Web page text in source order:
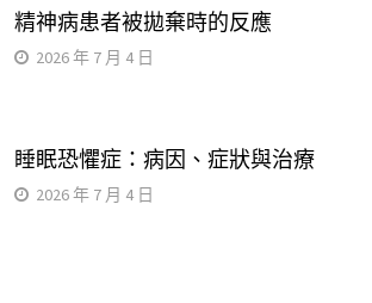
精神病患者被拋棄時的反應
2026 年 7 月 4 日
睡眠恐懼症：病因、症狀與治療
2026 年 7 月 4 日